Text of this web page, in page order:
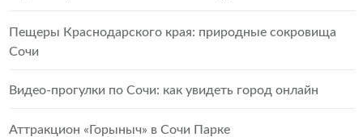
Пещеры Краснодарского края: природные сокровища
Сочи
Видео-прогулки по Сочи: как увидеть город онлайн
Аттракцион «Горыныч» в Сочи Парке